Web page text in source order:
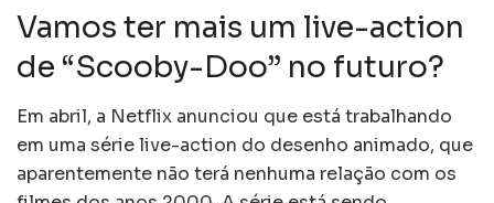
Vamos ter mais um live-action
de “Scooby-Doo” no futuro?
Em abril, a Netflix anunciou que está trabalhando
em uma série live-action do desenho animado, que
aparentemente não terá nenhuma relação com os